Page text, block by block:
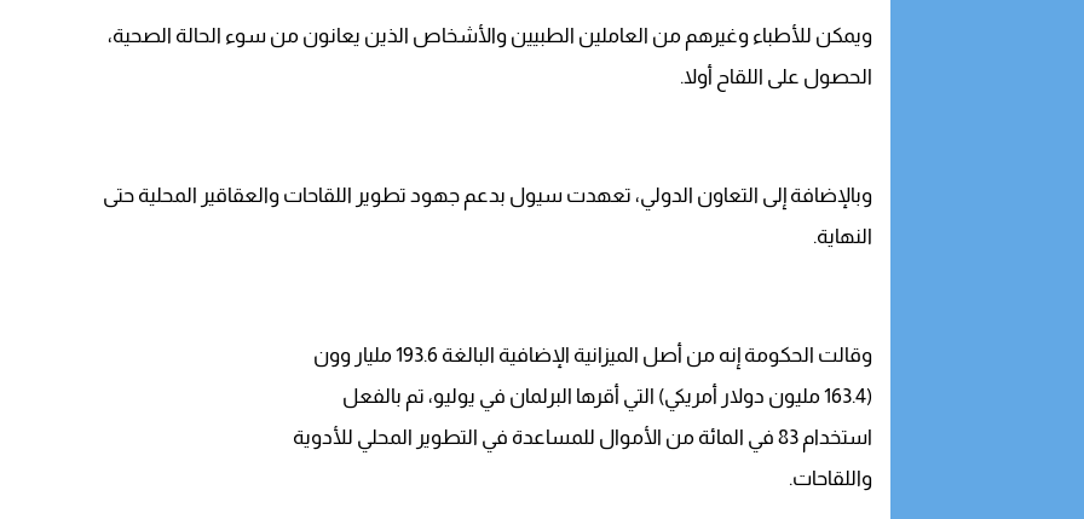
ويمكن للأطباء وغيرهم من العاملين الطبيين والأشخاص الذين يعانون من سوء الحالة الصحية،
الحصول على اللقاح أولا.
وبالإضافة إلى التعاون الدولي، تعهدت سيول بدعم جهود تطوير اللقاحات والعقاقير المحلية حتى
النهاية.
وقالت الحكومة إنه من أصل الميزانية الإضافية البالغة 193.6 مليار وون
(163.4 مليون دولار أمريكي) التي أقرها البرلمان في يوليو، تم بالفعل
استخدام 83 في المائة من الأموال للمساعدة في التطوير المحلي للأدوية
واللقاحات.